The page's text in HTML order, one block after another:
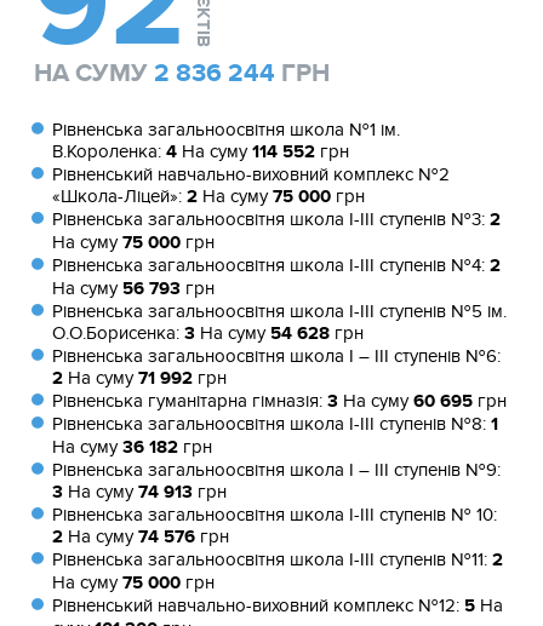
НА СУМУ 2 836 244 ГРН
Рівненська загальноосвітня школа №1 ім.
В.Короленка:4 На суму114 552 грн
Рівненський навчально-виховний комплекс №2
«Школа-Ліцей»:2 На суму75 000 грн
Рівненська загальноосвітня школа І-ІІІ ступенів №3:2
На суму75 000 грн
Рівненська загальноосвітня школа І-ІІІ ступенів №4:2
На суму 56 793 грн
Рівненська загальноосвітня школа І-ІІІ ступенів №5 ім.
О.О.Борисенка:3 На суму 54 628 грн
Рівненська загальноосвітня школа І – ІІІ ступенів №6:
2 На суму71 992 грн
Рівненська гуманітарна гімназія:3 На суму60 695 грн
Рівненська загальноосвітня школа І-ІІІ ступенів №8:1
На суму36 182 грн
Рівненська загальноосвітня школа I – III ступенів №9:
3 На суму74 913 грн
Рівненська загальноосвітня школа І-ІІІ ступенів № 10:
2 На суму74 576 грн
Рівненська загальноосвітня школа І-ІІІ ступенів №11:2
На суму75 000 грн
Рівненський навчально-виховний комплекс №12: 5 На